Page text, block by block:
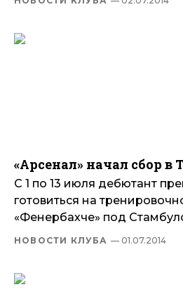
«Арсенал» начал сбор в
С 1 по 13 июля дебютант
готовиться на
«Фенербахче» под
НОВОСТИ КЛУБА — 01.07.2014